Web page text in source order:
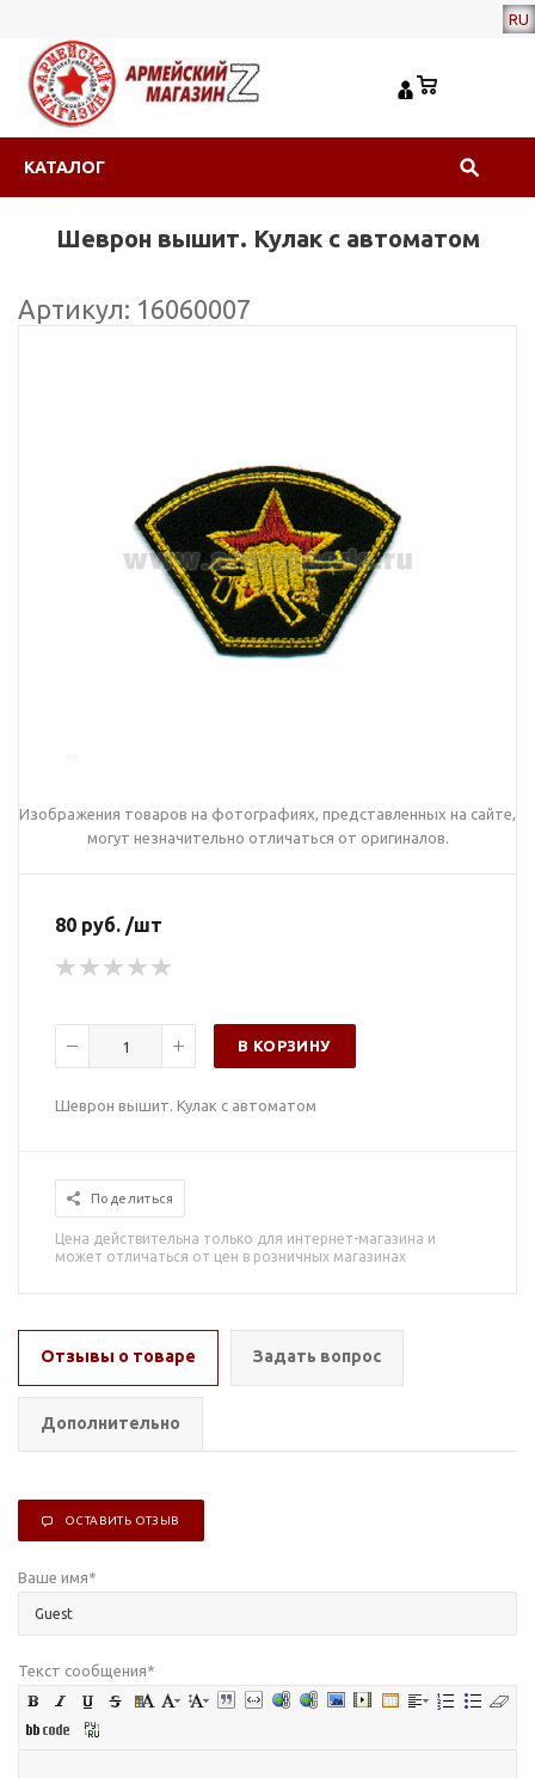
RU
КАТАЛОГ
Шеврон вышит. Кулак с автоматом
Артикул: 16060007
Изображения товаров на фотографиях, представленных на сайте,
могут незначительно отличаться от оригиналов.
80 руб. /шт
В КОРЗИНУ
Шеврон вышит. Кулак с автоматом
Поделиться
Цена действительна только для интернет-магазина и
может отличаться от цен в розничных магазинах
Отзывы о товаре Задать вопрос
Дополнительно
ОСТАВИТЬ ОТЗЫВ
Ваше имя*
Текст сообщения*